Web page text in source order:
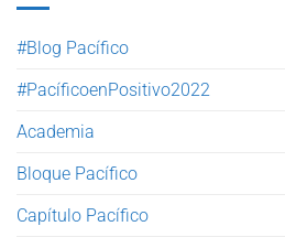
#Blog Pacífico
#PacíficoenPositivo2022
Academia
Bloque Pacífico
Capítulo Pacífico